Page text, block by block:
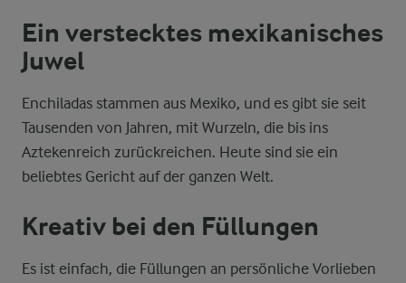
Ein verstecktes mexikanisches
Juwel
Enchiladas stammen aus Mexiko, und es gibt sie seit
Tausenden von Jahren, mit Wurzeln, die bis ins
Aztekenreich zurückreichen. Heute sind sie ein
beliebtes Gericht auf der ganzen Welt.
Kreativ bei den Füllungen
Es ist einfach, die Füllungen an persönliche Vorlieben